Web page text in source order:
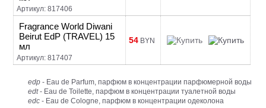
Артикул: 817406
Fragrance World Diwani
Beirut EdP (TRAVEL) 15
мл
Артикул: 817407
54 BYN
edp - Eau de Parfum, парфюм в концентрации парфюмерной воды
edt- Eau de Toilette, парфюм в концентрации туалетной воды
edc - Eau de Cologne, парфюм в концентрации одеколона